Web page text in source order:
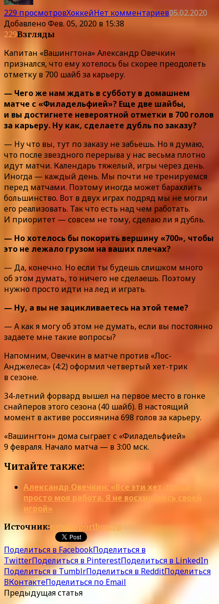
229 просмотровХоккейНет комментариев05.02.2020
ДобавленоФев. 05, 2020 в 15:38
229Взгляды
Капитан «Вашингтона» Александр Овечкин
признался, что ему хотелось бы скорее преодолеть
отметку в 700 шайб за карьеру.
— Чего же нам ждать в субботу в домашнем
матче с «Филадельфией»? Еще две шайбы,
и вы достигнете невероятной отметки в 700 голов
за карьеру. Ну как, сделаете дубль по заказу?
— Ну что вы, тут по заказу не забьешь. Но я думаю,
что после звездного перерыва у нас весьма плотно
идут матчи. Календарь тяжелый, игры через день.
Иногда — каждый день. Мы почти не тренируемся
перед матчами. Поэтому иногда может барахлить
большинство. Вот в двух играх подряд мы не могли
его реализовать. Так что есть над чем работать.
И приоритет — совсем не тому, сделаю ли я дубль.
— Но хотелось бы покорить вершину «700», чтобы
это не лежало грузом на ваших плечах?
— Да, конечно. Но если ты будешь слишком много
об этом думать, то ничего не сделаешь. Поэтому
нужно просто идти на лед и играть.
— Ну, а вы не зацикливаетесь на этой теме?
— А как я могу об этом не думать, если вы постоянно
задаете мне такие вопросы?
Напомним, Овечкин в матче против «Лос-
Анджелеса» (4:2) оформил четвертый хет-трик
в сезоне.
34-летний форвард вышел на первое место в гонке
снайперов этого сезона (40 шайб). В настоящий
момент в активе россиянина 698 голов за карьеру.
«Вашингтон» дома сыграет с «Филадельфией»
9 февраля. Начало матча — в 3:00 мск.
Читайте также:
Александр Овечкин: «Все эти хет-трики —
просто моя работа. Я не восхищаюсь своей
игрой»
Источник: news.sportbox.ru
Поделиться в FacebookПоделиться в
TwitterПоделиться в PinterestПоделиться в LinkedIn
Поделиться в TumblrПоделиться в RedditПоделиться
ВКонтактеПоделиться по Email
Предыдущая статья